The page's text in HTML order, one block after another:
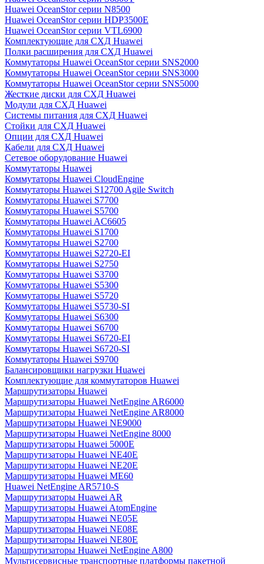
Huawei OceanStor серии N8500
Huawei OceanStor серии HDP3500E
Huawei OceanStor серии VTL6900
Комплектующие для СХД Huawei
Полки расширения для СХД Huawei
Коммутаторы Huawei OceanStor серии SNS2000
Коммутаторы Huawei OceanStor серии SNS3000
Коммутаторы Huawei OceanStor серии SNS5000
Жесткие диски для СХД Huawei
Модули для СХД Huawei
Системы питания для СХД Huawei
Стойки для СХД Huawei
Опции для СХД Huawei
Кабели для СХД Huawei
Сетевое оборудование Huawei
Коммутаторы Huawei
Коммутаторы Huawei CloudEngine
Коммутаторы Huawei S12700 Agile Switch
Коммутаторы Huawei S7700
Коммутаторы Huawei S5700
Коммутаторы Huawei AC6605
Коммутаторы Huawei S1700
Коммутаторы Huawei S2700
Коммутаторы Huawei S2720-EI
Коммутаторы Huawei S2750
Коммутаторы Huawei S3700
Коммутаторы Huawei S5300
Коммутаторы Huawei S5720
Коммутаторы Huawei S5730-SI
Коммутаторы Huawei S6300
Коммутаторы Huawei S6700
Коммутаторы Huawei S6720-EI
Коммутаторы Huawei S6720-SI
Коммутаторы Huawei S9700
Балансировщики нагрузки Huawei
Комплектующие для коммутаторов Huawei
Маршрутизаторы Huawei
Маршрутизаторы Huawei NetEngine AR6000
Маршрутизаторы Huawei NetEngine AR8000
Маршрутизаторы Huawei NE9000
Маршрутизаторы Huawei NetEngine 8000
Маршрутизаторы Huawei 5000E
Маршрутизаторы Huawei NE40E
Маршрутизаторы Huawei NE20E
Маршрутизаторы Huawei ME60
Huawei NetEngine AR5710-S
Маршрутизаторы Huawei AR
Маршрутизаторы Huawei AtomEngine
Маршрутизаторы Huawei NE05E
Маршрутизаторы Huawei NE08E
Маршрутизаторы Huawei NE80E
Маршрутизаторы Huawei NetEngine A800
Мультисервисные транспортные платформы пакетной